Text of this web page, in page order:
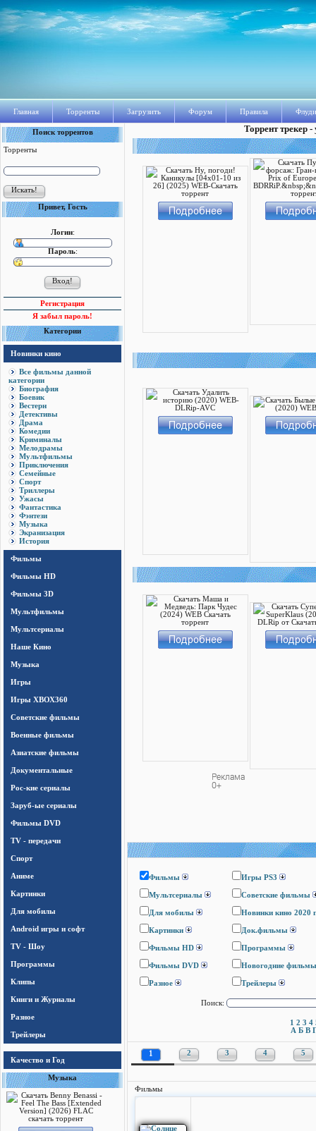
Главная Торренты Загрузить Форум Правила
Поиск торрентов
Торренты
Привет, Гость
Логин:
Пароль:
Регистрация
Я забыл пароль!
Категории
Новинки кино
Все фильмы данной
категории
Биография
Боевик
Вестерн
Детективы
Драма
Комедии
Криминалы
Мелодрамы
Мультфильмы
Приключения
Семейные
Спорт
Триллеры
Ужасы
Фантастика
Фэнтези
Музыка
Экранизация
История
Фильмы
Фильмы HD
Фильмы 3D
Мультфильмы
Мультсериалы
Наше Кино
Музыка
Игры
Игры ХВОХ360
Cоветские фильмы
Военные фильмы
Азиатские фильмы
Документальные
Рос-кие сериалы
Заруб-ые сериалы
Фильмы DVD
TV - передачи
Спорт
Аниме
Картинки
Для мобилы
Android игры и софт
TV - Шоу
Программы
Клипы
Книги и Журналы
Разное
Трейлеры
Качество и Год
Музыка
Торрент трекер
Фильмы Игры PS3
Мультсериалы Cоветские фильмы
Для мобилы Новинки кино 2020
Картинки Док.фильмы
Фильмы HD Программы
Фильмы DVD Новогодние фильмы
Разное Трейлеры
Поиск:
1 2 3 4
А Б В
1 2 3 4 5
Фильмы